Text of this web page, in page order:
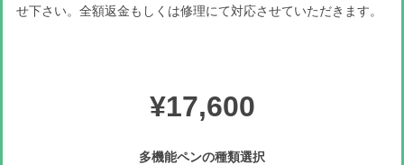
せ下さい。全額返金もしくは修理にて対応させていただきます。
¥17,600
多機能ペンの種類選択